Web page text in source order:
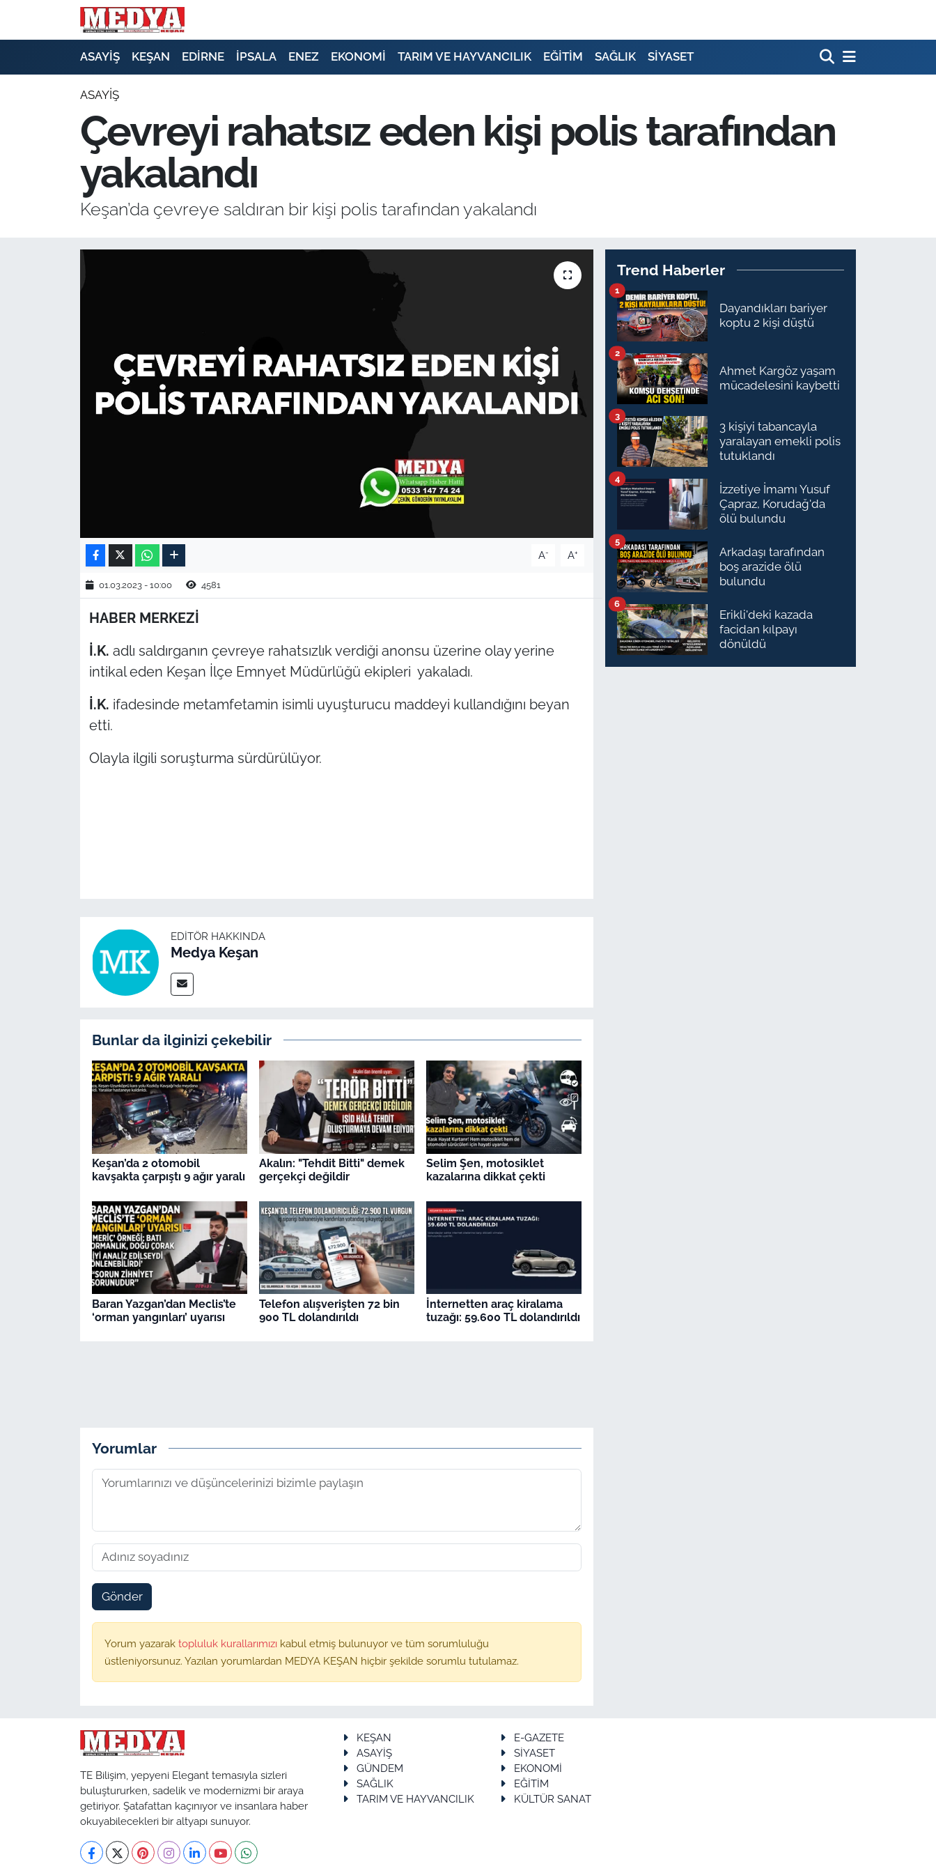
ASAYİŞ KEŞAN EDİRNE İPSALA ENEZ EKONOMİ TARIM VE HAYVANCILIK EĞİTİM SAĞLIK SİYASET
ASAYİŞ
Çevreyi rahatsız eden kişi polis tarafından
yakalandı
Keşan’da çevreye saldıran bir kişi polis tarafından yakalandı
A- A+
01.03.2023 - 10:00 4581
HABER MERKEZİ
İ.K. adlı saldırganın çevreye rahatsızlık verdiği anonsu üzerine olay yerine
intikal eden Keşan İlçe Emnyet Müdürlüğü ekipleri yakaladı.
İ.K. ifadesinde metamfetamin isimli uyuşturucu maddeyi kullandığını beyan
etti.
Olayla ilgili soruşturma sürdürülüyor.
EDITÖR HAKKINDA
Medya Keşan
Bunlar da ilginizi çekebilir
Keşan’da 2 otomobil
kavşakta çarpıştı 9 ağır yaralı
Akalın: "Tehdit Bitti" demek
gerçekçi değildir
Selim Şen, motosiklet
kazalarına dikkat çekti
Baran Yazgan’dan Meclis’te
‘orman yangınları’ uyarısı
Telefon alışverişten 72 bin
900 TL dolandırıldı
İnternetten araç kiralama
tuzağı: 59.600 TL dolandırıldı
Yorumlar
Gönder
Yorum yazarak topluluk kurallarımızı kabul etmiş bulunuyor ve tüm sorumluluğu
üstleniyorsunuz. Yazılan yorumlardan MEDYA KEŞAN hiçbir şekilde sorumlu tutulamaz.
Trend Haberler
Dayandıkları bariyer
koptu 2 kişi düştü
1
Ahmet Kargöz yaşam
mücadelesini kaybetti
2
3 kişiyi tabancayla
yaralayan emekli polis
tutuklandı
3
İzzetiye İmamı Yusuf
Çapraz, Korudağ'da
ölü bulundu
4
Arkadaşı tarafından
boş arazide ölü
bulundu
5
Erikli'deki kazada
facidan kılpayı
dönüldü
6
TE Bilişim, yepyeni Elegant temasıyla sizleri
buluştururken, sadelik ve modernizmi bir araya
getiriyor. Şatafattan kaçınıyor ve insanlara haber
okuyabilecekleri bir altyapı sunuyor.
KEŞAN
E-GAZETE
ASAYİŞ
SİYASET
GÜNDEM
EKONOMİ
SAĞLIK
EĞİTİM
TARIM VE HAYVANCILIK
KÜLTÜR SANAT
E-GAZETE
GÜNDEM
KÜLTÜR SANAT
RESMİ İLAN
TEKİRDAĞ
KIRKLARELİ
ÇANAKKALE
TÜRKİYE
İş Dünyası
Bilim Teknoloji
Canlı Maç
Gündem-Eğitim